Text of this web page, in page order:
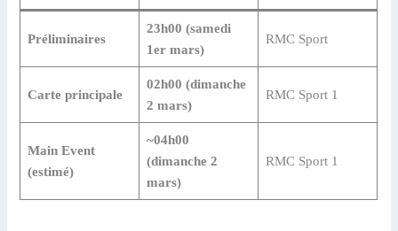
Préliminaires
23h00 (samedi
1er mars)
RMC Sport
Carte principale
02h00 (dimanche
2 mars)
RMC Sport 1
Main Event
(estimé)
~04h00
(dimanche 2
mars)
RMC Sport 1